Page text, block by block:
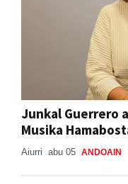
Junkal Guerrero
Musika
Aiurri abu 05 ANDOAIN